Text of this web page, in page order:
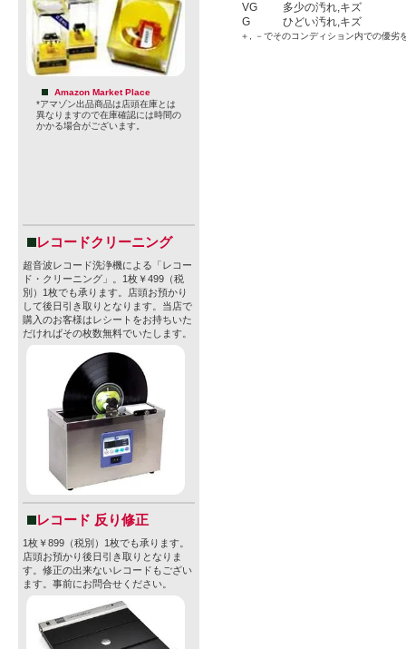
Amazon Market Place
*アマゾン出品商品は店頭在庫とは
異なりますので在庫確認には時間の
かかる場合がございます。
レコードクリーニング
超音波レコード洗浄機による「レコー
ド・クリーニング」。1枚￥499（税
別）1枚でも承ります。店頭お預かり
して後日引き取りとなります。当店で
購入のお客様はレシートをお持ちいた
だければその枚数無料でいたします。
レコード 反り修正
1枚￥899（税別）1枚でも承ります。
店頭お預かり後日引き取りとなりま
す。修正の出来ないレコードもござい
ます。事前にお問合せください。
VG
多少の汚れ,キズ
G
ひどい汚れ,キズ
＋, －でそのコンディション内での優劣